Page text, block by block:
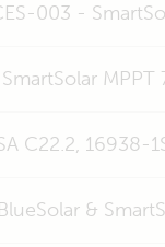
003 -
C22.2, 16938-
&